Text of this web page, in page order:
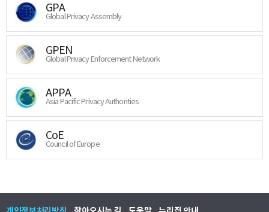
GPA
Global Privacy Assembly
GPEN
Global Privacy Enforcement Network
APPA
Asia Pacific Privacy Authorities
CoE
Council of Europe